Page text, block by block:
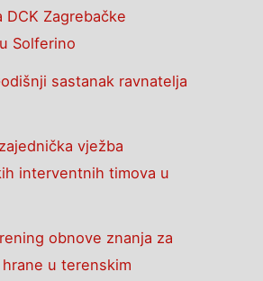
DCK Zagrebačke
Solferino
sastanak ravnatelja
vježba
interventnih timova u
obnove znanja za
u terenskim